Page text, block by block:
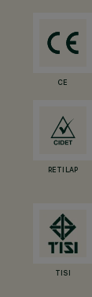
CE
RETILAP
TISI